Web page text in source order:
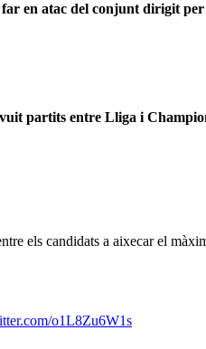
en atac del conjunt dirigit
vuit partits entre Lliga i
els candidats a aixecar el
o1L8Zu6W1s